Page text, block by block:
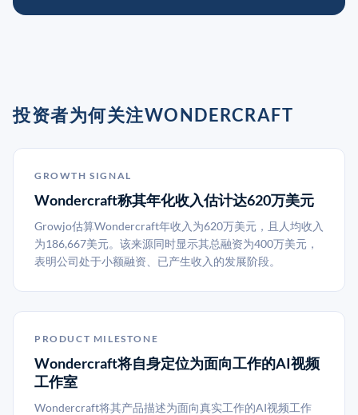
投资者为何关注WONDERCRAFT
GROWTH SIGNAL
Wondercraft称其年化收入估计达620万美元
Growjo估算Wondercraft年收入为620万美元，且人均收入
为186,667美元。该来源同时显示其总融资为400万美元，
表明公司处于小额融资、已产生收入的发展阶段。
PRODUCT MILESTONE
Wondercraft将自身定位为面向工作的AI视频
工作室
Wondercraft将其产品描述为面向真实工作的AI视频工作